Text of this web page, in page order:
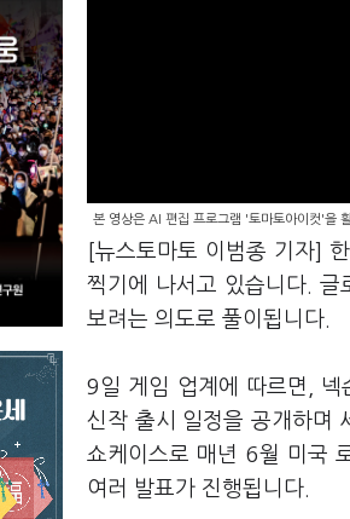
본 영상은 AI 편집 프로그램 '토마토아이컷'을
[뉴스토마토 이범종 기자]
찍기에 나서고 있습니다. 글
보려는 의도로 풀이됩니다.
9일 게임 업계에 따르면, 넥
신작 출시 일정을 공개하며
쇼케이스로 매년 6월 미국
여러 발표가 진행됩니다.